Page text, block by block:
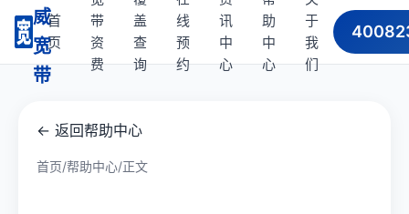
威
宽
带
首
页
带
资
费
盖
查
询
线
预
约
讯
中
心
助
中
心
于
我
们
← 返回帮助中心
首页/帮助中心/正文